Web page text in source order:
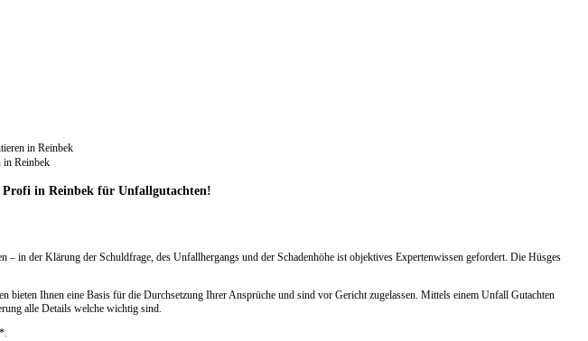
in Reinbek für Unfallgutachten!
in der Klärung der Schuldfrage, des Unfallhergangs und der Schadenhöhe ist objektives Expertenwissen gefordert. Die Hüsges
Ihnen eine Basis für die Durchsetzung Ihrer Ansprüche und sind vor Gericht zugelassen. Mittels einem Unfall Gutachten
alle Details welche wichtig sind.